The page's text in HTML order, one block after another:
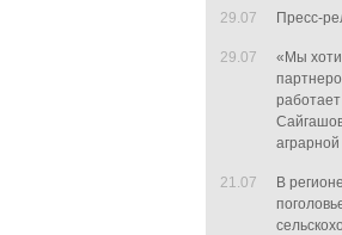
29.07 Пресс-
29.07
«Мы
21.07
В